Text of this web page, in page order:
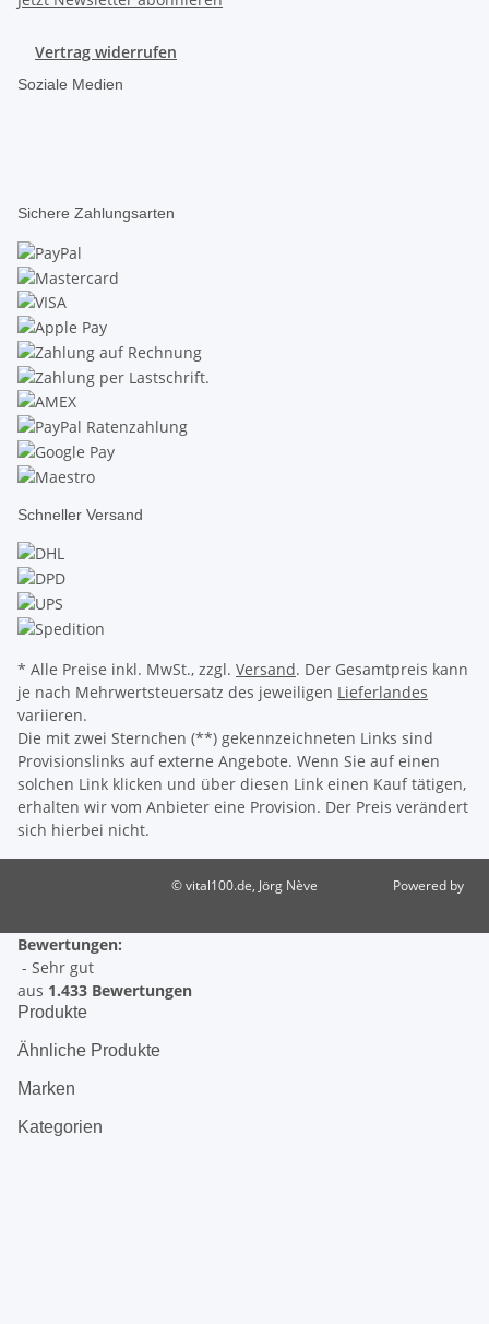
Vertrag widerrufen
Soziale Medien
Sichere Zahlungsarten
Schneller Versand
* Alle Preise inkl. MwSt., zzgl. Versand. Der Gesamtpreis kann
je nach Mehrwertsteuersatz des jeweiligen Lieferlandes
variieren.
Die mit zwei Sternchen (**) gekennzeichneten Links sind
Provisionslinks auf externe Angebote. Wenn Sie auf einen
solchen Link klicken und über diesen Link einen Kauf tätigen,
erhalten wir vom Anbieter eine Provision. Der Preis verändert
sich hierbei nicht.
© vital100.de, Jörg Nève
Powered by
Bewertungen:
- Sehr gut
aus 1.433 Bewertungen
Produkte
Ähnliche Produkte
Marken
Kategorien